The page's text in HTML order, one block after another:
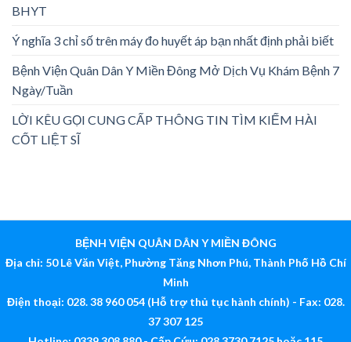
BHYT
Ý nghĩa 3 chỉ số trên máy đo huyết áp bạn nhất định phải biết
Bệnh Viện Quân Dân Y Miền Đông Mở Dịch Vụ Khám Bệnh 7
Ngày/Tuần
LỜI KÊU GỌI CUNG CẤP THÔNG TIN TÌM KIẾM HÀI
CỐT LIỆT SĨ
BỆNH VIỆN QUÂN DÂN Y MIỀN ĐÔNG
Địa chỉ: 50 Lê Văn Việt, Phường Tăng Nhơn Phú, Thành Phố Hồ Chí
Minh
Điện thoại: 028. 38 960 054 (Hỗ trợ thủ tục hành chính) - Fax: 028.
37 307 125